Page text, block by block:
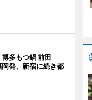
多もつ鍋 前田
発、新宿に続き都